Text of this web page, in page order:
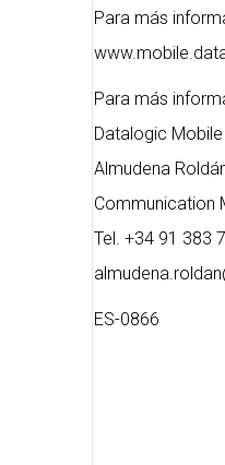
Para más
Para más
Datalogic Mobile
Almudena
Communication
Tel. +34 91 383
ES-0866